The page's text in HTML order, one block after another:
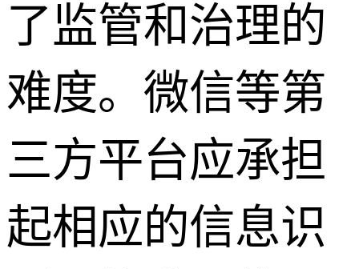
了监管和治理的
难度。微信等第
三方平台应承担
起相应的信息识